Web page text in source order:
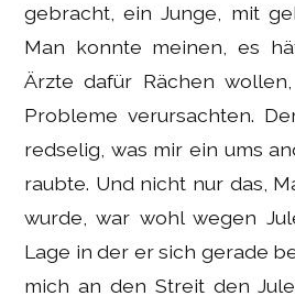
gebracht, ein Junge, mit
Man konnte meinen, es
Ärzte dafür Rächen
Probleme verursachten.
redselig, was mir ein ums
raubte. Und nicht nur das,
wurde, war wohl wegen
Lage in der er sich gerade
mich an den Streit den